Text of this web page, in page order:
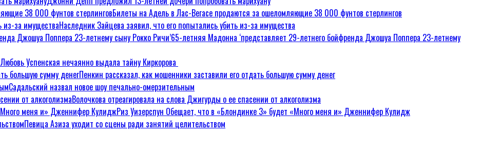
Билеты на Адель в Лас-Вегасе продаются за ошеломляющие 38 000 фунтов стерлингов
Наследник Зайцева заявил, что его попытались убить из-за имущества
65-летняя Мадонна ‘представляет 29-летнего бойфренда Джошуа Поппера 23-летнему
Любовь Успенская нечаянно выдала тайну Киркорова
Пенкин рассказал, как мошенники заставили его отдать большую сумму денег
Садальский назвал новое шоу печально-омерзительным
Волочкова отреагировала на слова Джигурды о ее спасении от алкоголизма
Риз Уизерспун Обещает, что в «Блондинке 3» будет «Много меня и» Дженнифер Кулидж
Певица Азиза уходит со сцены ради занятий целительством